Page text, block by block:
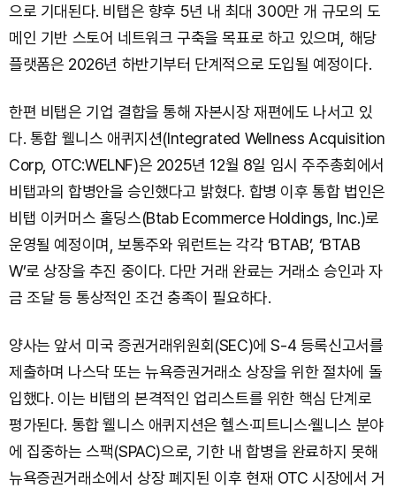
으로 기대된다. 비탭은 향후 5년 내 최대 300만 개 규모의 도
메인 기반 스토어 네트워크 구축을 목표로 하고 있으며, 해당
플랫폼은 2026년 하반기부터 단계적으로 도입될 예정이다.
한편 비탭은 기업 결합을 통해 자본시장 재편에도 나서고 있
다. 통합 웰니스 애퀴지션(Integrated Wellness Acquisition
Corp, OTC:WELNF)은 2025년 12월 8일 임시 주주총회에서
비탭과의 합병안을 승인했다고 밝혔다. 합병 이후 통합 법인은
비탭 이커머스 홀딩스(Btab Ecommerce Holdings, Inc.)로
운영될 예정이며, 보통주와 워런트는 각각 ‘BTAB’, ‘BTAB
W’로 상장을 추진 중이다. 다만 거래 완료는 거래소 승인과 자
금 조달 등 통상적인 조건 충족이 필요하다.
양사는 앞서 미국 증권거래위원회(SEC)에 S-4 등록신고서를
제출하며 나스닥 또는 뉴욕증권거래소 상장을 위한 절차에 돌
입했다. 이는 비탭의 본격적인 업리스트를 위한 핵심 단계로
평가된다. 통합 웰니스 애퀴지션은 헬스·피트니스·웰니스 분야
에 집중하는 스팩(SPAC)으로, 기한 내 합병을 완료하지 못해
뉴욕증권거래소에서 상장 폐지된 이후 현재 OTC 시장에서 거